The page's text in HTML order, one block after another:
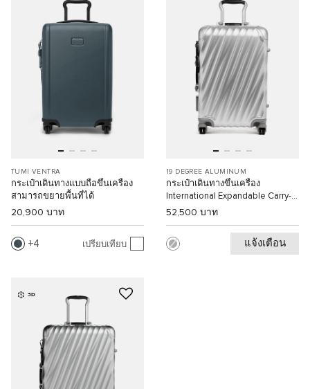
TUMI VENTRA
กระเป๋าเดินทางแบบถือขึ้นเครื่อง
สามารถขยายพื้นที่ได้
20,900 บาท
4 เปรียบเทียบ
19 DEGREE ALUMINUM
กระเป๋าเดินทางขึ้นเครื่อง
International Expandable Carry-
On
52,500 บาท
แจ้งเตือน
3D